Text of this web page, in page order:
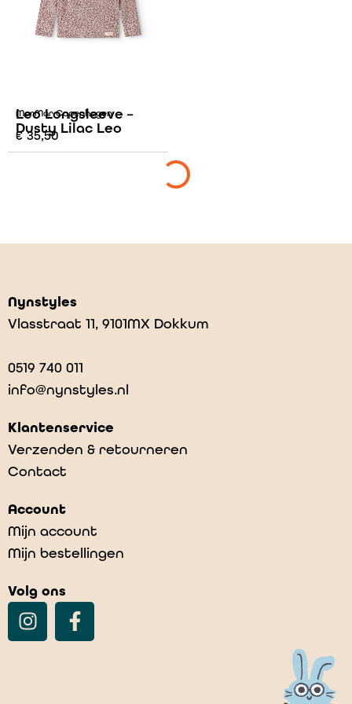
MarMar Copenhagen
Leo Longsleeve –
Dusty Lilac Leo
€35,50
Nynstyles
Vlasstraat 11, 9101MX Dokkum
0519 740 011
info@nynstyles.nl
Klantenservice
Verzenden & retourneren
Contact
Account
Mijn account
Mijn bestellingen
Volg ons